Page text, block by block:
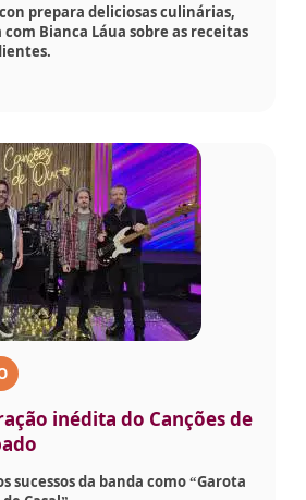
prepara deliciosas culinárias,
Bianca Láua sobre as receitas
inédita do Canções de
sucessos da banda como “Garota